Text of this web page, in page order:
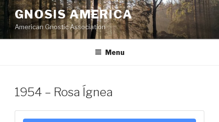
Skip
to
content
GNOSIS AMERICA
American Gnostic Association
Menu
1954 – Rosa Ígnea